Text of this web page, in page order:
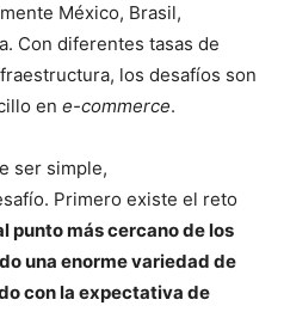
México, Brasil,
Con diferentes tasas de
los desafíos son
en e-commerce.
ser simple,
Primero existe el reto
punto más cercano de los
una enorme variedad de
con la expectativa de